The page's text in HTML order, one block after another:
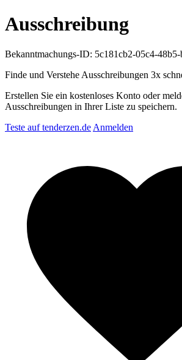
Ausschreibung
Bekanntmachungs-ID: 5c181cb2-05c4-
Finde und Verstehe Ausschreibungen 3x
Erstellen Sie ein kostenloses Konto oder
Ausschreibungen in Ihrer Liste zu speichern.
Teste auf tenderzen.de Anmelden